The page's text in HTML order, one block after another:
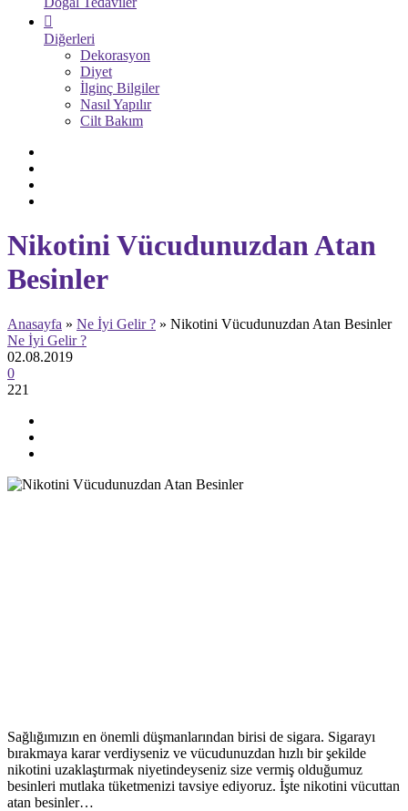
Diğerleri
Dekorasyon
Diyet
İlginç Bilgiler
Nasıl Yapılır
Cilt Bakım
Nikotini Vücudunuzdan Atan
Besinler
Anasayfa » Ne İyi Gelir ? » Nikotini Vücudunuzdan Atan Besinler
Ne İyi Gelir ?
02.08.2019
0
221
Sağlığımızın en önemli düşmanlarından birisi de sigara. Sigarayı
bırakmaya karar verdiyseniz ve vücudunuzdan hızlı bir şekilde
nikotini uzaklaştırmak niyetindeyseniz size vermiş olduğumuz
besinleri mutlaka tüketmenizi tavsiye ediyoruz. İşte nikotini vücuttan
atan besinler…